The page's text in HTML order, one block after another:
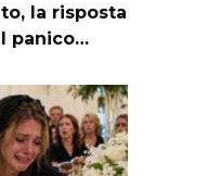
la risposta
panico…